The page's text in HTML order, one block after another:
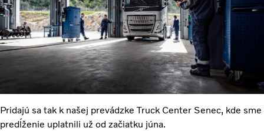
Pridajú sa tak k našej prevádzke Truck Center Senec, kde sme
predĺženie uplatnili už od začiatku júna.